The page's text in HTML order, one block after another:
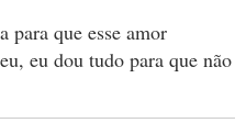
para que esse amor
eu dou tudo para que não